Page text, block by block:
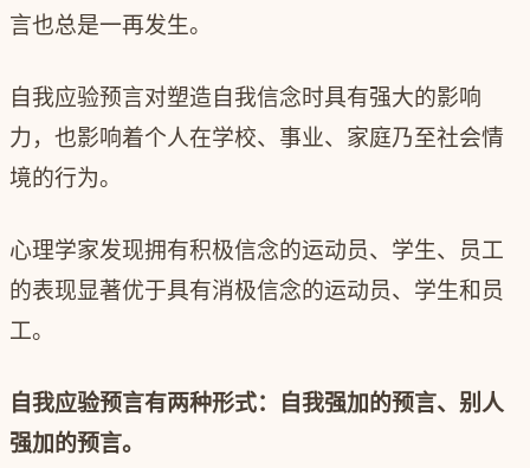
言也总是一再发生。
自我应验预言对塑造自我信念时具有强大的影响
力，也影响着个人在学校、事业、家庭乃至社会情
境的行为。
心理学家发现拥有积极信念的运动员、学生、员工
的表现显著优于具有消极信念的运动员、学生和员
工。
自我应验预言有两种形式：自我强加的预言、别人
强加的预言。